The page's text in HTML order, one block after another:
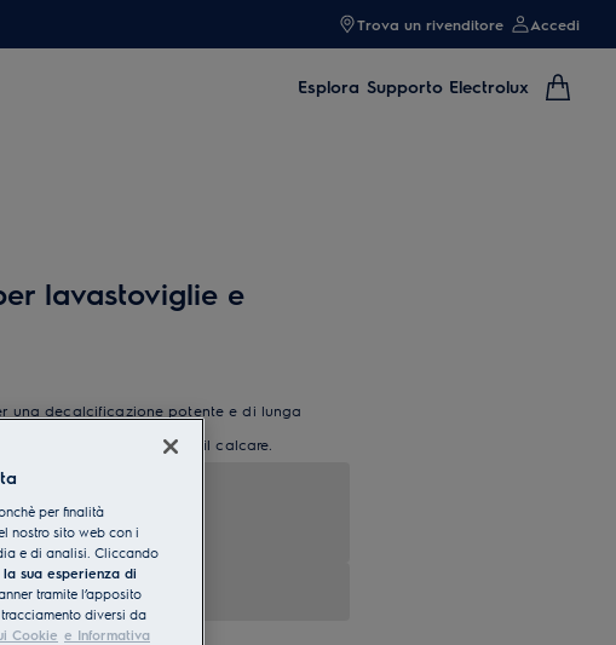
Trova un rivenditore Accedi
Esplora Supporto Electrolux
lavastoviglie e
una decalcificazione potente e di lunga
a rimuovere gli odori e il calcare.
per finalità
nostro sito web con i
e di analisi. Cliccando
sua esperienza di
tramite l’apposito
diversi da
Cookie e Informativa